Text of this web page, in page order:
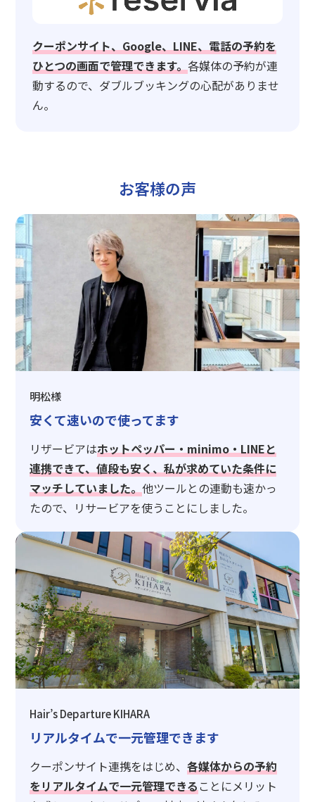
クーポンサイト、Google、LINE、電話の予約を
ひとつの画面で管理できます。各媒体の予約が連
動するので、ダブルブッキングの心配がありませ
ん。
お客様の声
明松様
安くて速いので使ってます
リザービアはホットペッパー・minimo・LINEと
連携できて、値段も安く、私が求めていた条件に
マッチしていました。他ツールとの連動も速かっ
たので、リサービアを使うことにしました。
Hair’s Departure KIHARA
リアルタイムで一元管理できます
クーポンサイト連携をはじめ、各媒体からの予約
をリアルタイムで一元管理できる ことにメリット